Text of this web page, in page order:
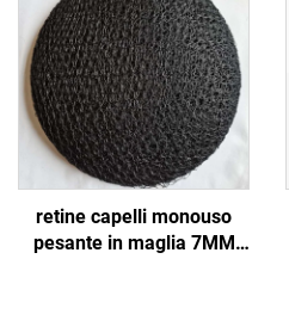
retine capelli monouso
pesante in maglia 7MM